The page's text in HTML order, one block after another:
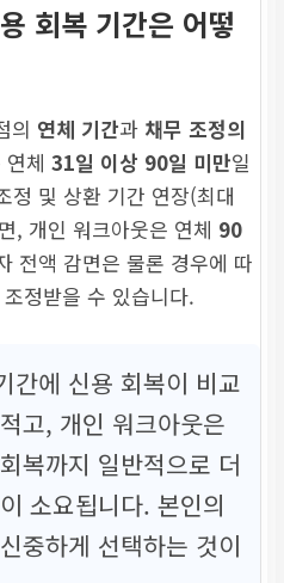
회복 기간은 어떻
의 연체 기간과 채무 조정의
체 31일 이상 90일 미만일
정 및 상환 기간 연장(최대
, 개인 워크아웃은 연체 90
전액 감면은 물론 경우에 따
정받을 수 있습니다.
간에 신용 회복이 비교
고, 개인 워크아웃은
복까지 일반적으로 더
소요됩니다. 본인의
중하게 선택하는 것이